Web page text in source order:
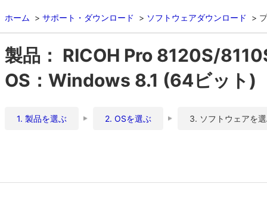
ホーム サポート・ダウンロード ソフトウェアダウンロード
製品： RICOH Pro 8120S/
OS：Windows 8.1 (64ビット)
1. 製品を選ぶ 2. OSを選ぶ 3. ソフトウェアを